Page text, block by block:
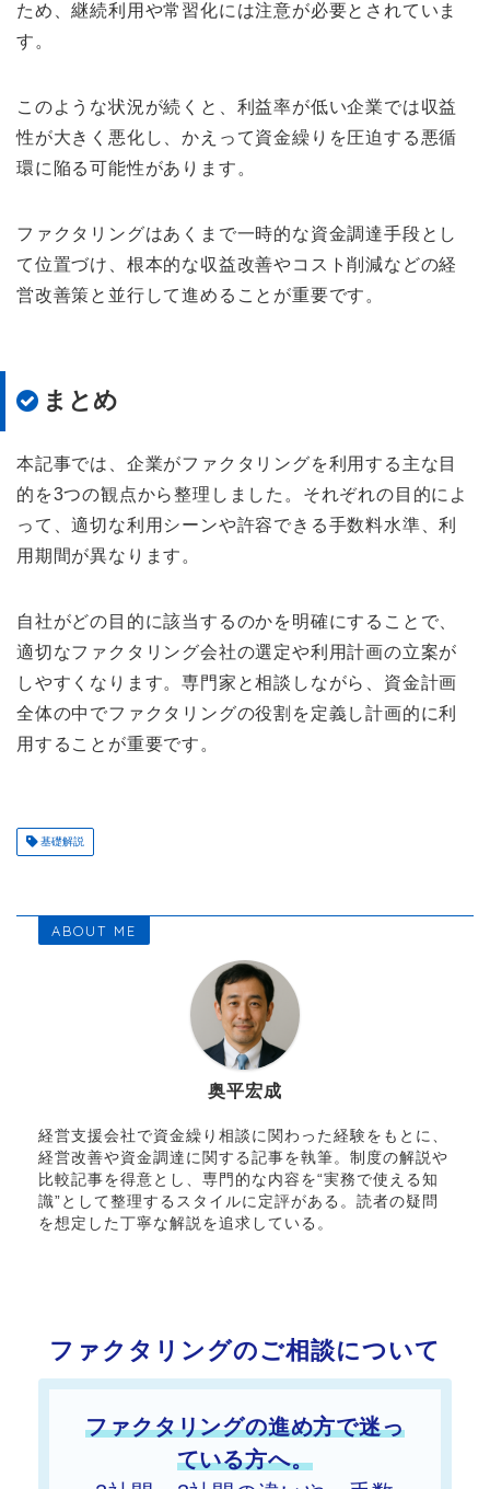
ため、継続利用や常習化には注意が必要とされていま
す。
このような状況が続くと、利益率が低い企業では収益
性が大きく悪化し、かえって資金繰りを圧迫する悪循
環に陥る可能性があります。
ファクタリングはあくまで一時的な資金調達手段とし
て位置づけ、根本的な収益改善やコスト削減などの経
営改善策と並行して進めることが重要です。
まとめ
本記事では、企業がファクタリングを利用する主な目
的を3つの観点から整理しました。それぞれの目的によ
って、適切な利用シーンや許容できる手数料水準、利
用期間が異なります。
自社がどの目的に該当するのかを明確にすることで、
適切なファクタリング会社の選定や利用計画の立案が
しやすくなります。専門家と相談しながら、資金計画
全体の中でファクタリングの役割を定義し計画的に利
用することが重要です。
基礎解説
ABOUT ME
奥平宏成
経営支援会社で資金繰り相談に関わった経験をもとに、
経営改善や資金調達に関する記事を執筆。制度の解説や
比較記事を得意とし、専門的な内容を“実務で使える知
識”として整理するスタイルに定評がある。読者の疑問
を想定した丁寧な解説を追求している。
ファクタリングのご相談について
ファクタリングの進め方で迷っ
ている方へ。